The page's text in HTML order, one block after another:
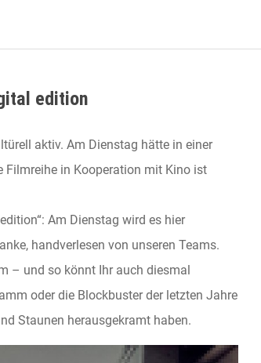
edition
aktiv. Am Dienstag hätte in einer
Filmreihe in Kooperation mit Kino ist
Am Dienstag wird es hier
handverlesen von unseren Teams.
– und so könnt Ihr auch diesmal
oder die Blockbuster der letzten Jahre
Staunen herausgekramt haben.